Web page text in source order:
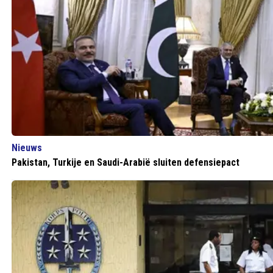
Nieuws
Pakistan, Turkije en Saudi-Arabië sluiten defensiepact